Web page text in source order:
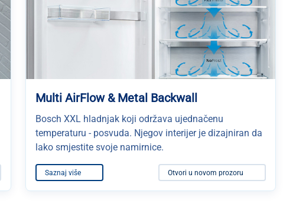
Multi AirFlow & Metal Backwall
Bosch XXL hladnjak koji održava ujednačenu
temperaturu - posvuda. Njegov interijer je dizajniran da
lako smjestite svoje namirnice.
Saznaj više Otvori u novom prozoru